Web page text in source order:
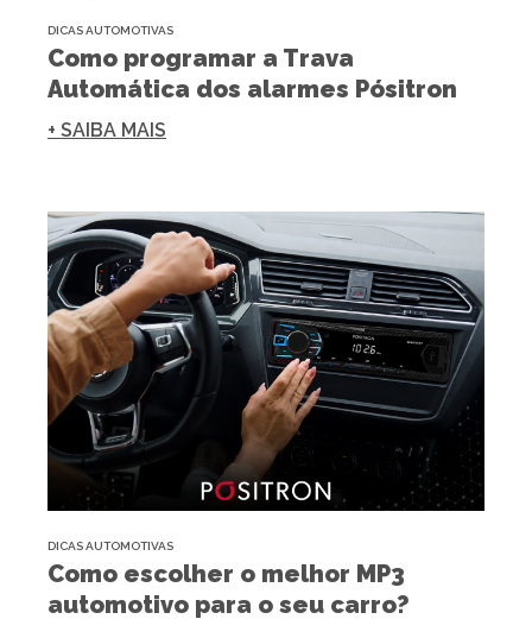
DICAS AUTOMOTIVAS
Como programar a Trava
Automática dos alarmes Pósitron
+ SAIBA MAIS
DICAS AUTOMOTIVAS
Como escolher o melhor MP3
automotivo para o seu carro?